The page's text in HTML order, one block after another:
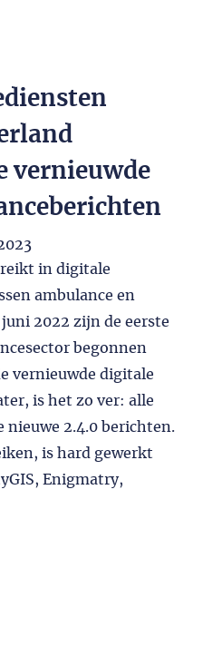
vernieuwde
in digitale
ambulance en
2022 zijn de eerste
begonnen
vernieuwde digitale
is het zo ver: alle
nieuwe 2.4.0 berichten.
is hard gewerkt
Enigmatry,